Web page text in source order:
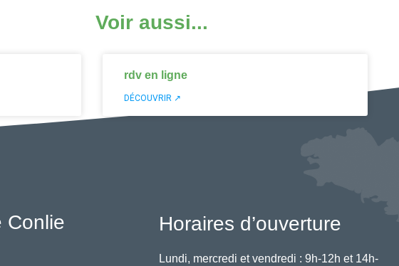
Voir aussi...
rdv en ligne
DÉCOUVRIR ↗
Conlie Horaires d’ouverture
Lundi, mercredi et vendredi : 9h-12h et 14h-